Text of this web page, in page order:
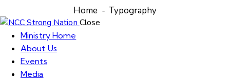
Home Typography
Close
Ministry Home
About Us
Events
Media